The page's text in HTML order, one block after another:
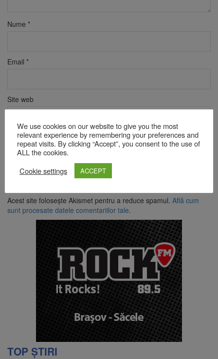
Nume *
Email *
Site web
Verificare anti-robot
Click pentru a începe verificarea
Acest site folosește Akismet pentru a reduce spamul. Află cum
sunt procesate datele comentariilor tale.
TOP ȘTIRI
We use cookies on our website to give you the most
relevant experience by remembering your preferences and
repeat visits. By clicking “Accept”, you consent to the use of
ALL the cookies.
Cookie settings
ACCEPT